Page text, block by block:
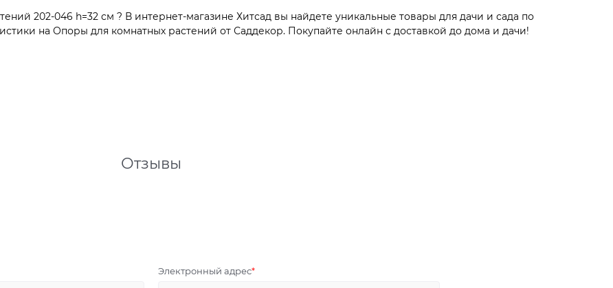
202-046 h=32 см ? В интернет-магазине Хитсад вы найдете уникальные товары для дачи и сада по
на Опоры для комнатных растений от Саддекор. Покупайте онлайн с доставкой до дома и дачи!
Отзывы
Электронный адрес